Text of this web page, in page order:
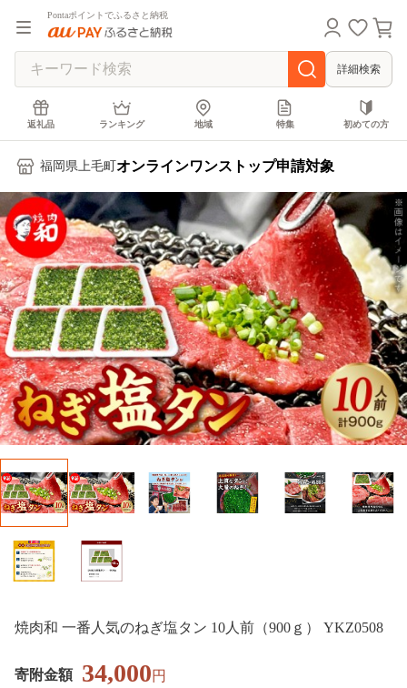
Pontaポイントでふるさと納税
詳細検索
返礼品 ランキング 地域 特集 初めての方
福岡県上毛町 オンラインワンストップ申請対象
焼肉和 一番人気のねぎ塩タン 10人前（900ｇ） YKZ0508
寄附金額 34,000円